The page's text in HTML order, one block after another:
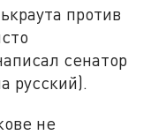
против
сенатор
русский).
не